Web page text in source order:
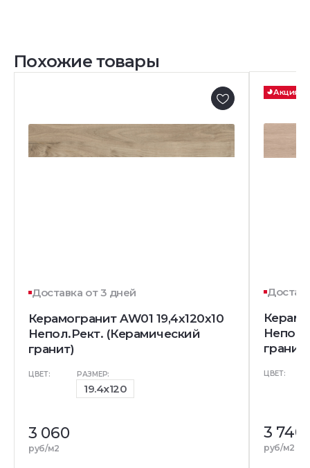
Похожие товары
Доставка от 3 дней
Керамогранит AW01 19,4x120x10
Непол.Рект. (Керамический
гранит)
ЦВЕТ: РАЗМЕР:
19.4x120
3 060
руб/м2
Акция
гранит)
ЦВЕТ:
3 740
руб/м2